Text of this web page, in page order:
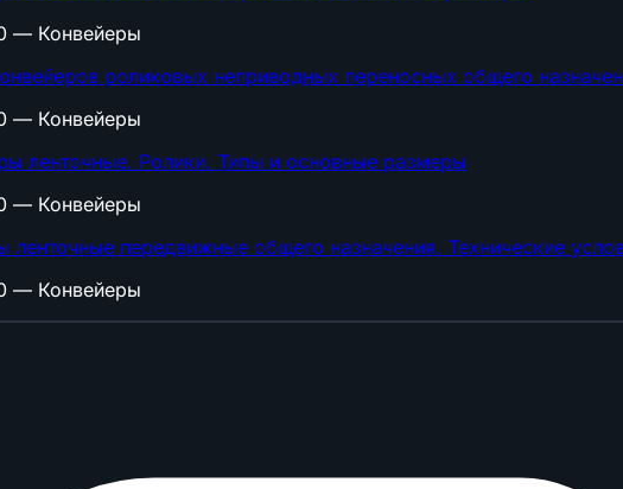
— Конвейеры
роликовых неприводных переносных общего
— Конвейеры
ленточные. Ролики. Типы и основные размеры
— Конвейеры
передвижные общего назначения. Технические
— Конвейеры